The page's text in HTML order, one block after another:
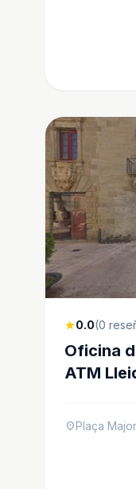
star0.0(0
Oficina
ATM
location_onPlaça Major